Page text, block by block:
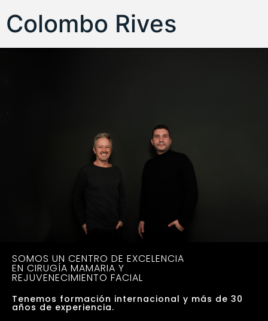
Colombo Rives
SOMOS UN CENTRO DE EXCELENCIA
EN CIRUGÍA MAMARIA Y
REJUVENECIMIENTO FACIAL
Tenemos formación internacional y más de 30
años de experiencia.